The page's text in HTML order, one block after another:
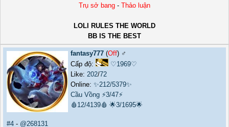
Trụ sở bang - Thảo luận
LOLI RULES THE WORLD
BB IS THE BEST
fantasy777 (Off) ♂️
Cấp độ:
♡1969♡
Like: 202/72
Online: ✨212/5379✨
Cầu Vồng ⚡3/47⚡
🩸12/4139🩸 🌟3/1695🌟
#4 - @268131